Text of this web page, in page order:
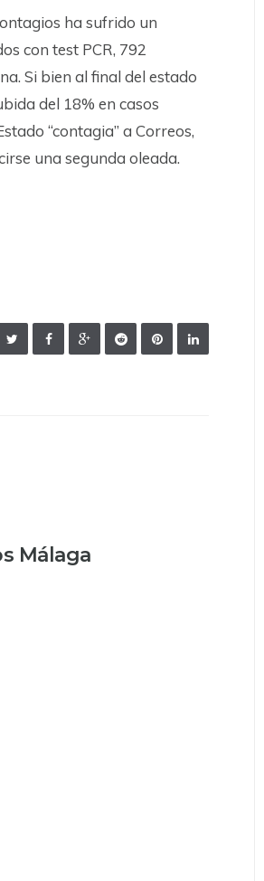
ha sufrido un
con test PCR, 792
Si bien al final del estado
del 18% en casos
“contagia” a Correos,
una segunda oleada.
Málaga